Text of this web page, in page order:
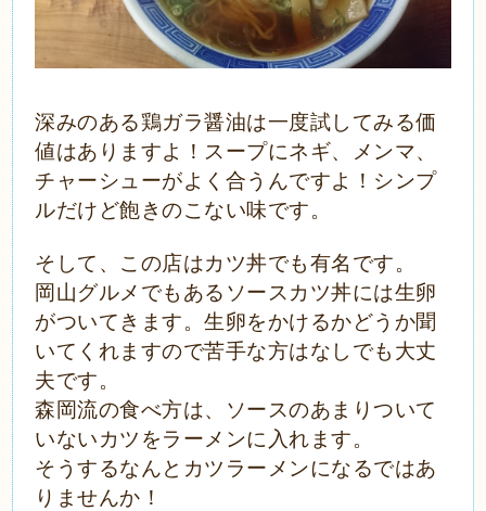
深みのある鶏ガラ醤油は一度試してみる価
値はありますよ！スープにネギ、メンマ、
チャーシューがよく合うんですよ！シンプ
ルだけど飽きのこない味です。
そして、この店はカツ丼でも有名です。
岡山グルメでもあるソースカツ丼には生卵
がついてきます。生卵をかけるかどうか聞
いてくれますので苦手な方はなしでも大丈
夫です。
森岡流の食べ方は、ソースのあまりついて
いないカツをラーメンに入れます。
そうするなんとカツラーメンになるではあ
りませんか！